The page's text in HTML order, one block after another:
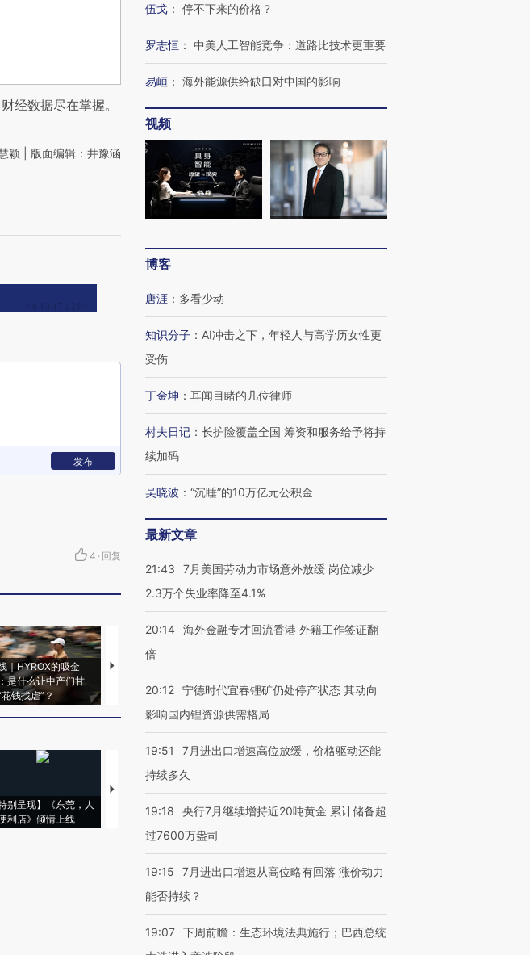
经数据尽在掌握。
颖 | 版面编辑：井豫涵
发布
4 · 回复
｜HYROX的吸金
是什么让中产们甘
钱找虐”？
马航飞行员跨国走私7万
育部长拱下台
飞地休达
特别呈现】《东莞，人
利店》倾情上线
【推广】走进第四届链博
会，让数智科技“链”接产
【特别呈现】寻找100种
有意思的生活方式·第三对
【商旅对话】华住集团
CFO：不靠规模取胜，华
住三大增长引擎是什么？
伍戈 ： 停不下来的价格？
罗志恒 ： 中美人工智能竞争：道路比技术更重要
易峘 ： 海外能源供给缺口对中国的影响
视频
博客
唐涯 ： 多看少动
知识分子 ： AI冲击之下，年轻人与高学历女性更
受伤
丁金坤 ： 耳闻目睹的几位律师
村夫日记 ： 长护险覆盖全国 筹资和服务给予将持
续加码
吴晓波 ： “沉睡”的10万亿元公积金
最新文章
21:43
7月美国劳动力市场意外放缓 岗位减少
2.3万个失业率降至4.1%
20:14 海外金融专才回流香港 外籍工作签证翻
倍
20:12 宁德时代宜春锂矿仍处停产状态 其动向
影响国内锂资源供需格局
19:51
7月进出口增速高位放缓，价格驱动还能
持续多久
19:18
央行7月继续增持近20吨黄金 累计储备超
过7600万盎司
19:15
7月进出口增速从高位略有回落 涨价动力
能否持续？
19:07 下周前瞻：生态环境法典施行；巴西总统